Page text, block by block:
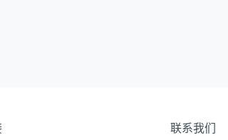
联系我们